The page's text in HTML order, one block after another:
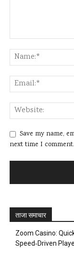
Save my name,
next time I comment.
ताजा समाचार
Zoom Casino:
Speed‑Driven